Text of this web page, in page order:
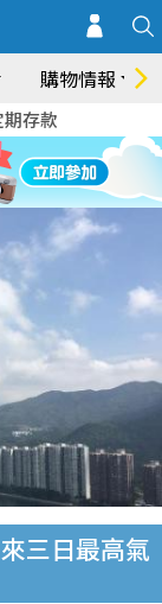
購物情報
期存款
三日最高氣